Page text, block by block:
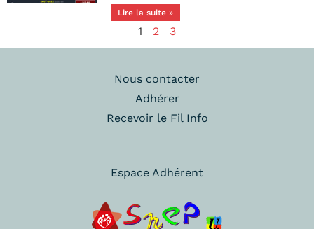
Lire la suite »
1 2 3
Nous contacter
Adhérer
Recevoir le Fil Info
Espace Adhérent